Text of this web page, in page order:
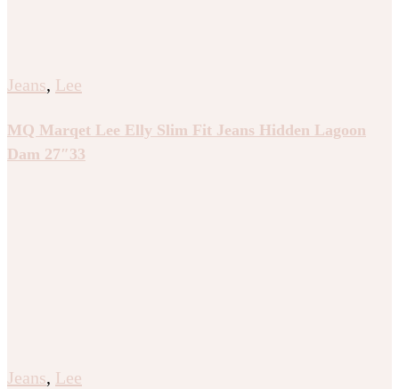
Jeans, Lee
MQ Marqet Lee Elly Slim Fit Jeans Hidden Lagoon
Dam 27″33
Jeans, Lee